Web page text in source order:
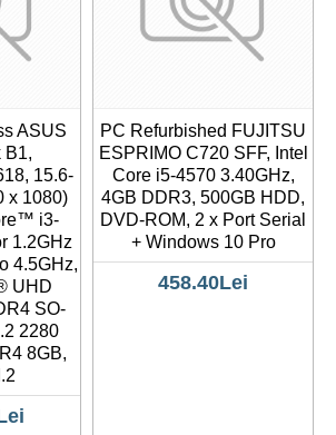
ASUS
B1,
15.6-
x 1080)
i3-
1.2GHz
4.5GHz,
UHD
SO-
2280
8GB,
PC Refurbished FUJITSU
ESPRIMO C720 SFF, Intel
Core i5-4570 3.40GHz,
4GB DDR3, 500GB HDD,
DVD-ROM, 2 x Port Serial
+ Windows 10 Pro
458.40Lei